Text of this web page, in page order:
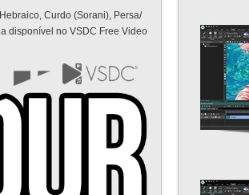
Curdo (Sorani), Persa/
disponível no VSDC Free Video